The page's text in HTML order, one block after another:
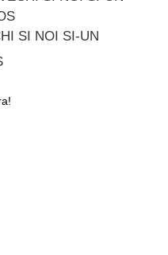
SI NOI SI-UN